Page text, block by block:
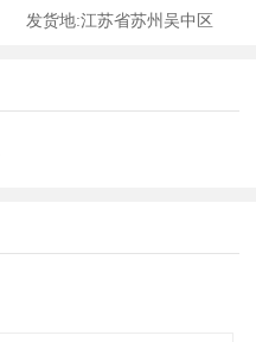
发货地:江苏省苏州吴中区